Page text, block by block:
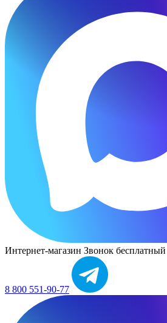
Интернет-магазин Звонок бесплатный
8 800 551-90-77